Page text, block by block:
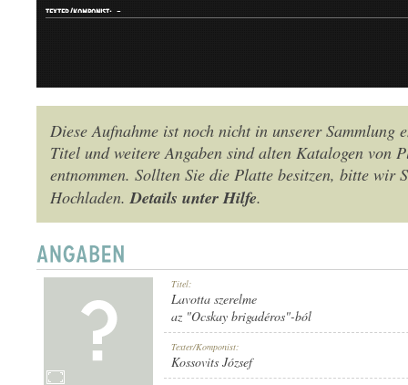
TEXTER/KOMPONIST: -
GATTUNG:
1908 KÖRÜL
Diese Aufnahme ist noch nicht in unserer Sammlung
Titel und weitere Angaben sind alten Katalogen von
entnommen. Sollten Sie die Platte besitzen, bitte wir
Hochladen.Details unter Hilfe.
Titel:
Lavotta szerelme
az "Ocskay brigadéros"-ból
Texter/Komponist:
Kossovits József